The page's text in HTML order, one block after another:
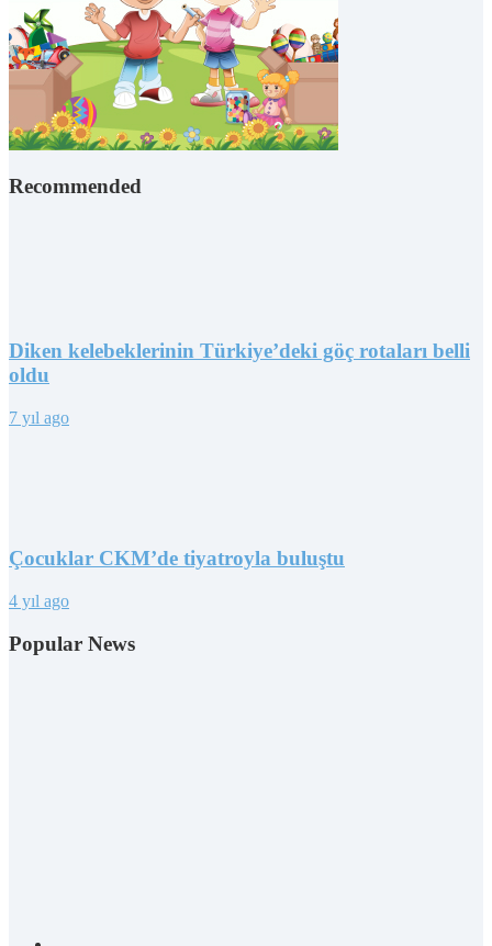
Recommended
Diken kelebeklerinin Türkiye’deki göç rotaları belli
oldu
7 yıl ago
Çocuklar CKM’de tiyatroyla buluştu
4 yıl ago
Popular News